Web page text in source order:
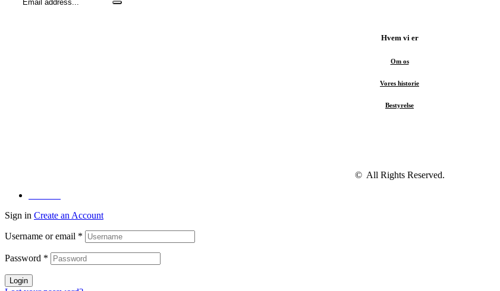
Hvem vi er
Om os
Vores historie
Bestyrelse
© All Rights Reserved.
Sign in Create an Account
Username or email *
Password *
Login